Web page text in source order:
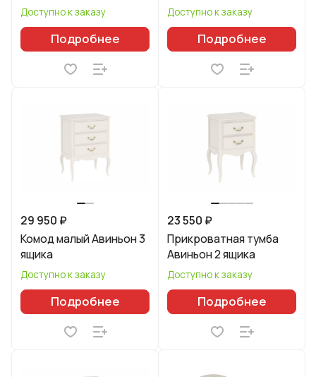
Доступно к заказу
Подробнее
Доступно к заказу
Подробнее
29 950 ₽
Комод малый Авиньон 3
ящика
Доступно к заказу
Подробнее
23 550 ₽
Прикроватная тумба
Авиньон 2 ящика
Доступно к заказу
Подробнее